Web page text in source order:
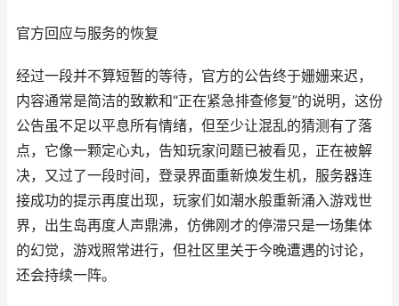
官方回应与服务的恢复
经过一段并不算短暂的等待，官方的公告终于姗姗来迟，
内容通常是简洁的致歉和“正在紧急排查修复”的说明，这份
公告虽不足以平息所有情绪，但至少让混乱的猜测有了落
点，它像一颗定心丸，告知玩家问题已被看见，正在被解
决，又过了一段时间，登录界面重新焕发生机，服务器连
接成功的提示再度出现，玩家们如潮水般重新涌入游戏世
界，出生岛再度人声鼎沸，仿佛刚才的停滞只是一场集体
的幻觉，游戏照常进行，但社区里关于今晚遭遇的讨论，
还会持续一阵。